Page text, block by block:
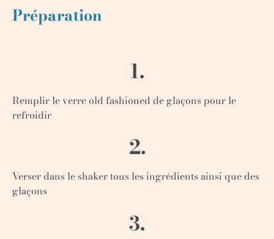
Préparation
1.
Remplir le verre old fashioned de glaçons pour le
refroidir
2.
Verser dans le shaker tous les ingrédients ainsi que des
glaçons
3.